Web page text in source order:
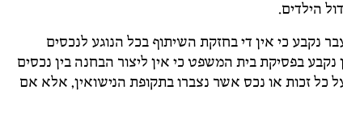
הילדים.
נקבע כי אין די בחזקת השיתוף בכל הנוגע לנכסים
בפסיקת בית המשפט כי אין ליצור הבחנה בין נכסים
כל זכות או נכס אשר נצברו בתקופת הנישואין, אלא אם